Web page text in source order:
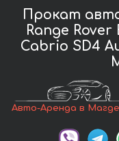
Прокат
Range Rover
Cabrio SD4
Авто-Аренда в